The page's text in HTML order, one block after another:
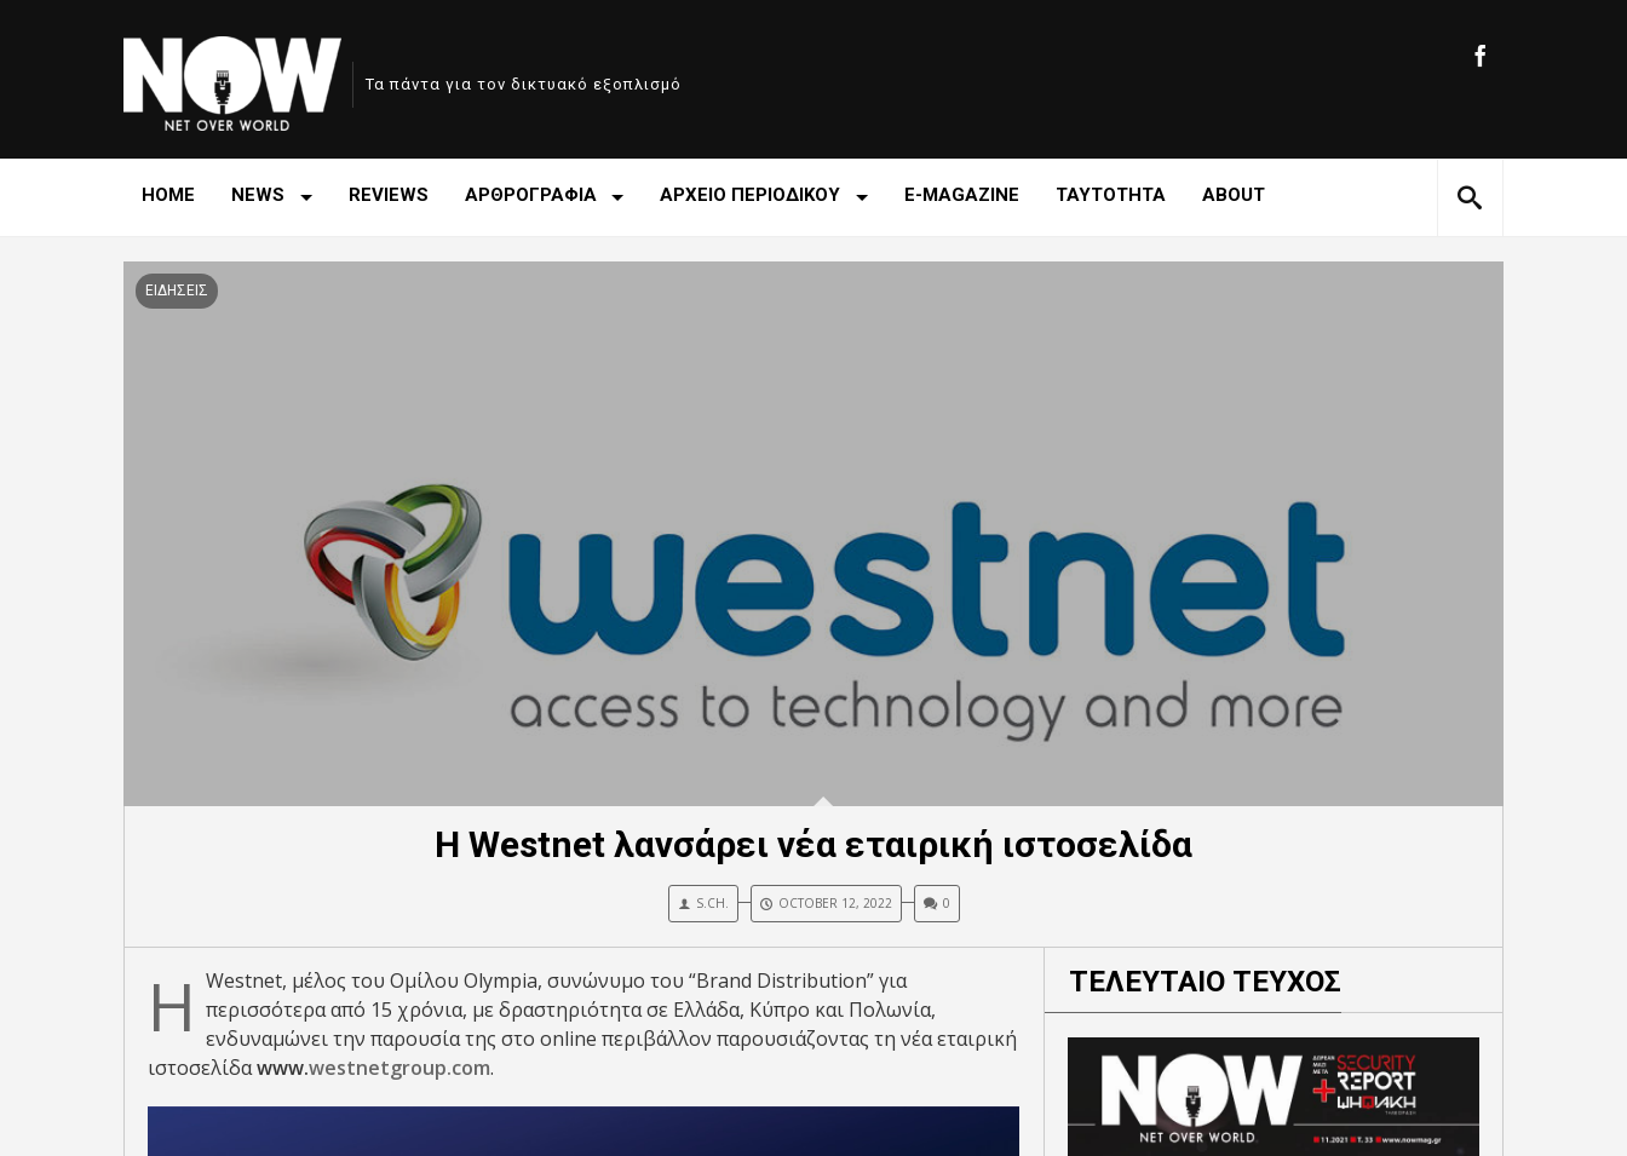
Τα πάντα για τον δικτυακό εξοπλισμό
HOME NEWS REVIEWS ΑΡΘΡΟΓΡΑΦΙΑ ΑΡΧΕΙΟ ΠΕΡΙΟΔΙΚΟΥ E-MAGAZINE ΤΑΥΤΟΤΗΤΑ ABOUT
ΕΙΔΗΣΕΙΣ
Η Westnet λανσάρει νέα εταιρική ιστοσελίδα
S.CH. OCTOBER 12, 2022 0
Η Westnet, μέλος του Ομίλου Olympia, συνώνυμο του “Brand Distribution” για
περισσότερα από 15 χρόνια, με δραστηριότητα σε Ελλάδα, Κύπρο και Πολωνία,
ενδυναμώνει την παρουσία της στο online περιβάλλον παρουσιάζοντας τη νέα εταιρική
ιστοσελίδαwww.westnetgroup.com.
ΤΕΛΕΥΤΑΙΟ ΤΕΥΧΟΣ